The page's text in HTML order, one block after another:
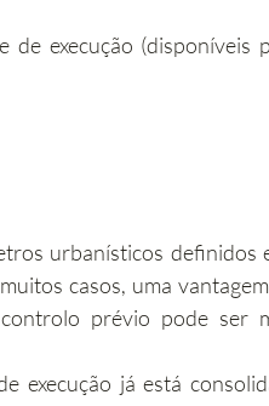
execução (disponíveis
urbanísticos definidos
casos, uma
prévio pode ser
execução já está